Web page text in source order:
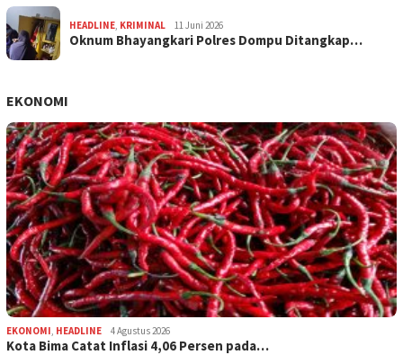
HEADLINE, KRIMINAL 11 Juni 2026
Oknum Bhayangkari Polres Dompu Ditangkap…
EKONOMI
EKONOMI, HEADLINE 4 Agustus 2026
Kota Bima Catat Inflasi 4,06 Persen pada…